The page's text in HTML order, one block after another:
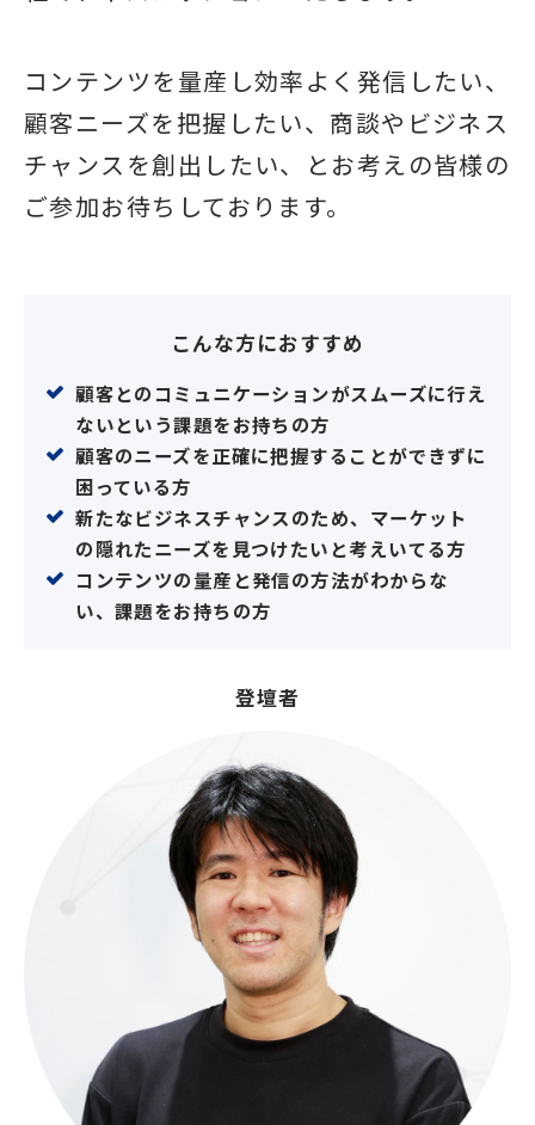
コンテンツを量産し効率よく発信したい、
顧客ニーズを把握したい、商談やビジネス
チャンスを創出したい、とお考えの皆様の
ご参加お待ちしております。
こんな方におすすめ
顧客とのコミュニケーションがスムーズに行え
ないという課題をお持ちの方
顧客のニーズを正確に把握することができずに
困っている方
新たなビジネスチャンスのため、マーケット
の隠れたニーズを見つけたいと考えいてる方
コンテンツの量産と発信の方法がわからな
い、課題をお持ちの方
登壇者